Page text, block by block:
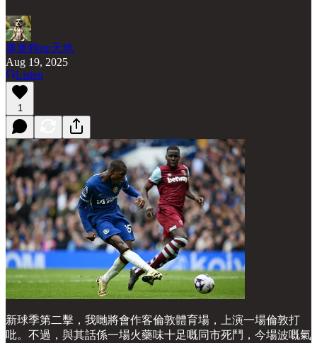
車迷狗up天地
Aug 19, 2025
Listen
1
新球季第二擊，我哋將會作客倫敦體育場，上演一場倫敦打
吡。不過，與其話係一場火藥味十足嘅同市死鬥，今場波嘅氣